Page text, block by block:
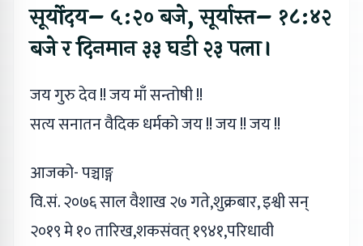
सूर्योदय– ५:२० बजे, सूर्यास्त– १८:४२
बजे र दिनमान ३३ घडी २३ पला।
जय गुरु देव !! जय माँ सन्तोषी !!
सत्य सनातन वैदिक धर्मको जय !! जय !! जय !!
आजको- पञ्चाङ्ग
वि.सं. २०७६ साल वैशाख २७ गते,शुक्रबार, इश्वी सन्
२०१९ मे १० तारिख,शकसंवत् १९४१,परिधावी